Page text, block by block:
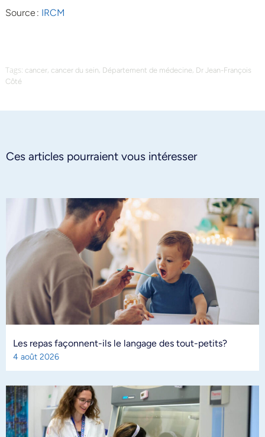
Source : IRCM
Tags: cancer, cancer du sein, Département de médecine, Dr Jean-François
Côté
Ces articles pourraient vous intéresser
Les repas façonnent-ils le langage des tout-petits?
4 août 2026